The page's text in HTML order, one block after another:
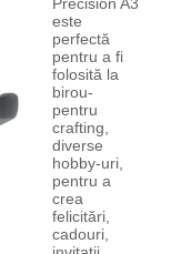
Precision A3
este
perfectă
pentru a fi
folosită la
birou-
pentru
crafting,
diverse
hobby-uri,
pentru a
crea
felicitări,
cadouri,